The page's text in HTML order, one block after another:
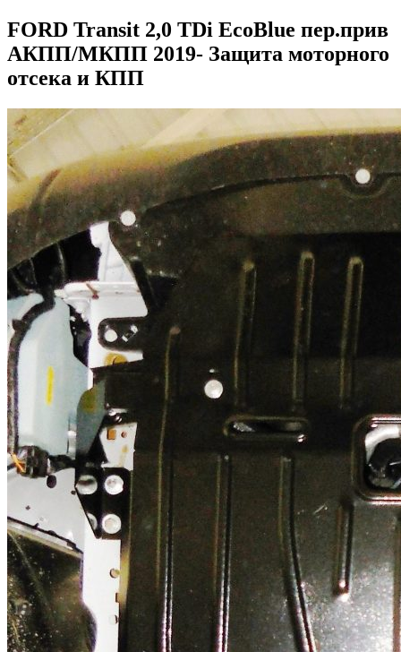
FORD Transit 2,0 TDi EcoBlue пер.прив
АКПП/МКПП 2019- Защита моторного
отсека и КПП